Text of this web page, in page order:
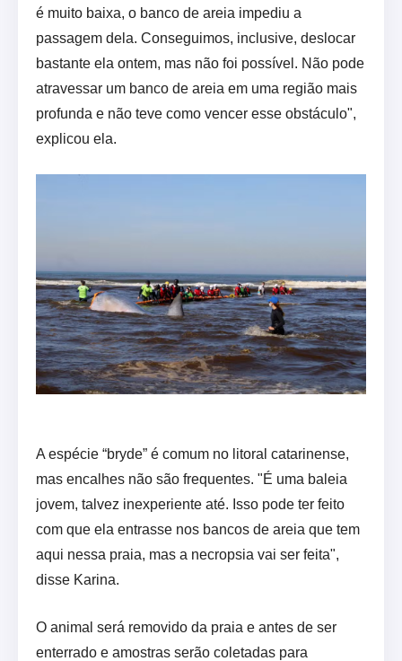
é muito baixa, o banco de areia impediu a
passagem dela. Conseguimos, inclusive, deslocar
bastante ela ontem, mas não foi possível. Não pode
atravessar um banco de areia em uma região mais
profunda e não teve como vencer esse obstáculo",
explicou ela.
A espécie “bryde” é comum no litoral catarinense,
mas encalhes não são frequentes. "É uma baleia
jovem, talvez inexperiente até. Isso pode ter feito
com que ela entrasse nos bancos de areia que tem
aqui nessa praia, mas a necropsia vai ser feita",
disse Karina.
O animal será removido da praia e antes de ser
enterrado e amostras serão coletadas para